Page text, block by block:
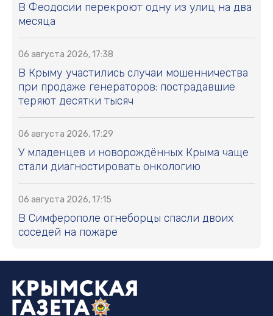
В Феодосии перекроют одну из улиц на два
месяца
06 августа 2026, 17:38
В Крыму участились случаи мошенничества
при продаже генераторов: пострадавшие
теряют десятки тысяч
06 августа 2026, 17:29
У младенцев и новорождённых Крыма чаще
стали диагностировать онкологию
06 августа 2026, 17:15
В Симферополе огнеборцы спасли двоих
соседей на пожаре